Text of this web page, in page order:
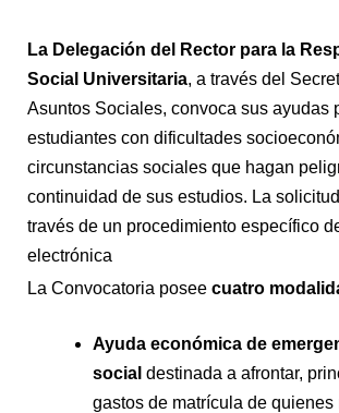
La Delegación del Rector para la
Social Universitaria, a través del
Asuntos Sociales, convoca sus ayudas
estudiantes con dificultades
circunstancias sociales que hagan
continuidad de sus estudios. La
través de un procedimiento específico
electrónica
La Convocatoria posee cuatro
Ayuda económica de
social destinada a afrontar,
gastos de matrícula de quienes